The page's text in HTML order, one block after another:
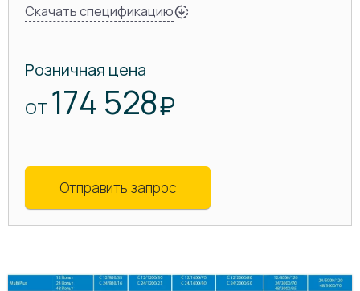
Скачать спецификацию
Розничная цена
ОТ 174 528₽
Отправить запрос